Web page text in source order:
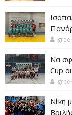
Να
Cup
Νίκη